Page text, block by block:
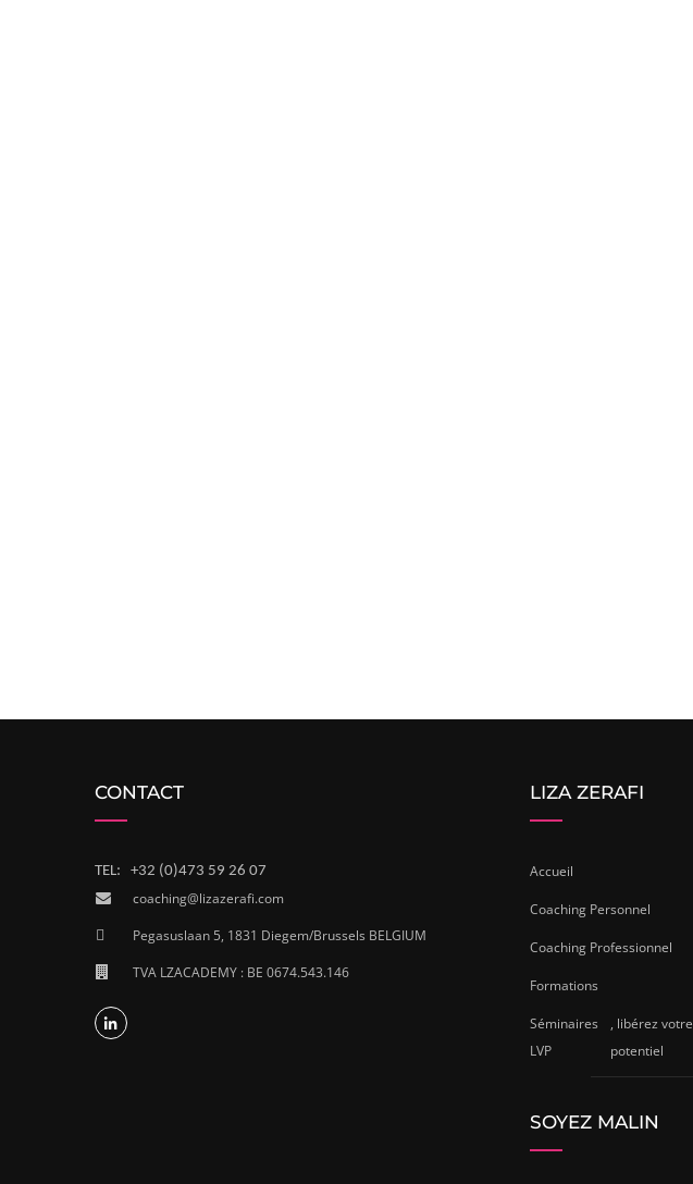
CONTACT
TEL: +32 (0)473 59 26 07
coaching@lizazerafi.com
Pegasuslaan 5, 1831 Diegem/Brussels BELGIUM
TVA LZACADEMY : BE 0674.543.146
LIZA ZERAFI
Accueil
Coaching Personnel
Coaching Professionnel
Formations
Séminaires
LVP
, libérez votre
potentiel
SOYEZ MALIN